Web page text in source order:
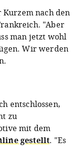
nach den
"Aber
man jetzt wohl
Wir werden
entschlossen,
zu
mit dem
gestellt. "Es